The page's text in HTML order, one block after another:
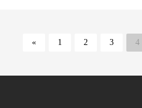
« 1 2 3 4